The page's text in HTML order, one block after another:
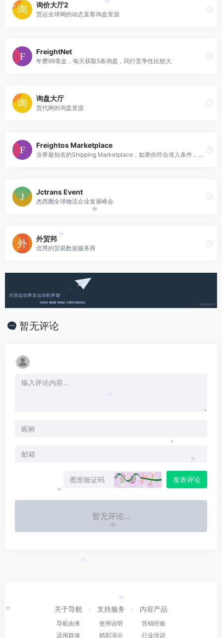
询价大厅2
货运全球网的动态直客询盘资源
FreightNet
年费99美金，每天获取5条询盘，同行竞争性比较大
询盘大厅
货代网的询盘资源
Freightos Marketplace
业界最知名的Shipping Marketplace，如果你符合准入条件，千万不要错过
Jctrans Event
杰西圈全球物流企业发展峰会
外贸邦
优秀的贸易数据服务商
暂无评论
发表评论
暂无评论...
关于导航
导航由来
适用群体
支持服务
使用说明
精彩演示
内容产品
营销经验
行业培训
*
*
*
*
*
*